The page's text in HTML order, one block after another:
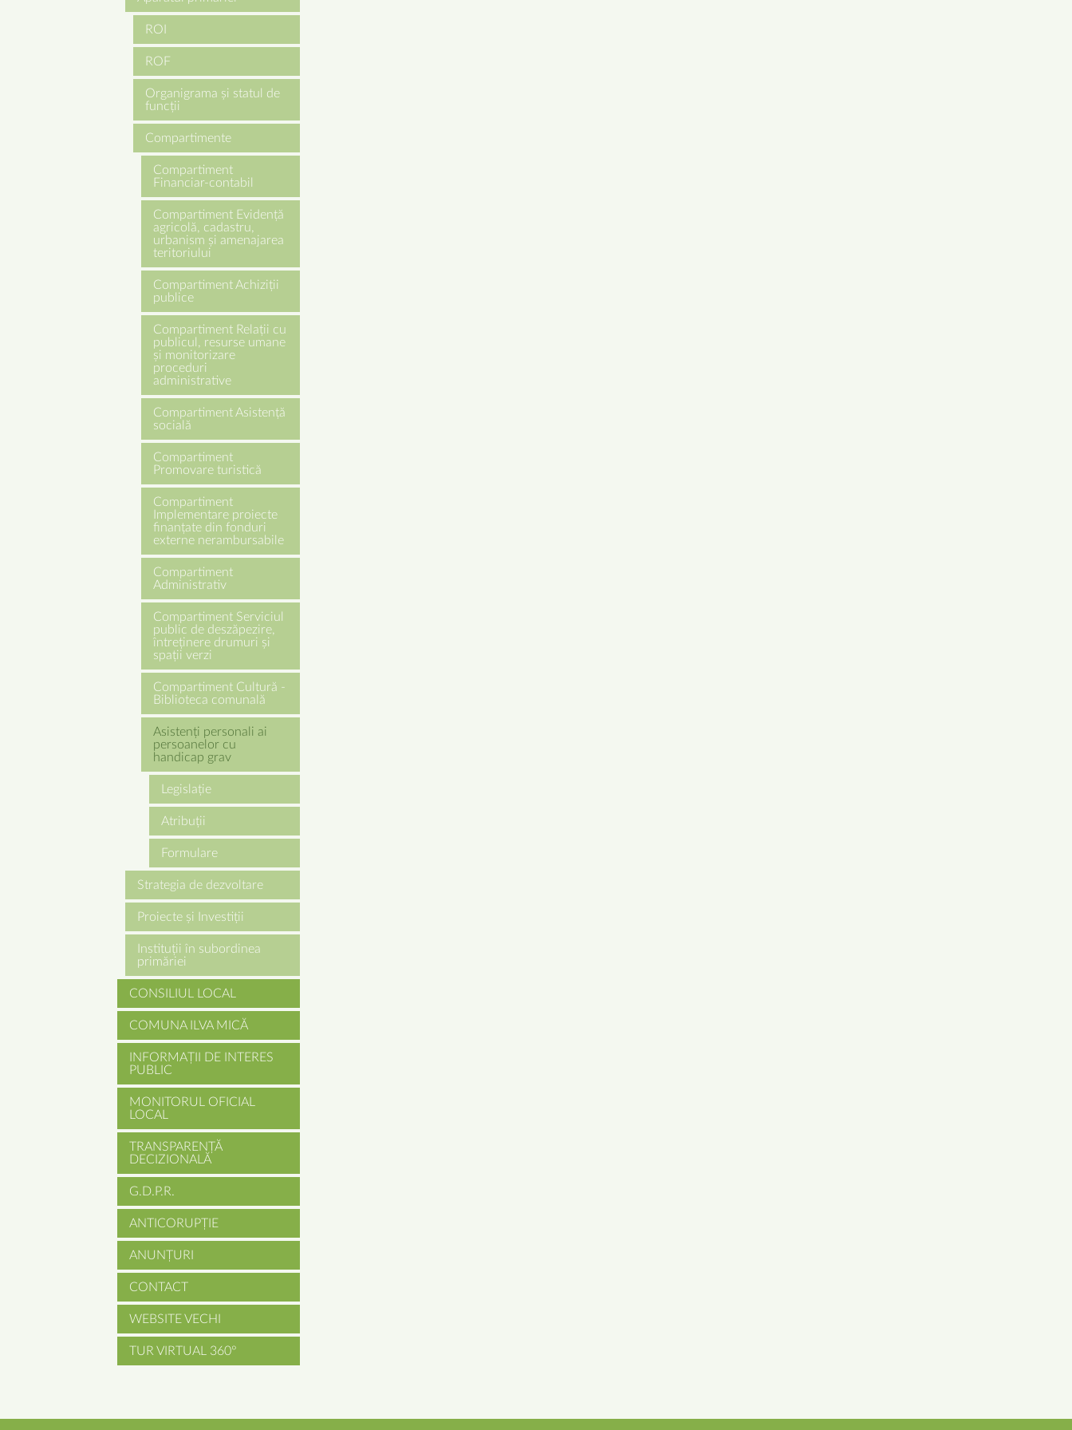
ROI
ROF
Organigrama și statul de
funcții
Compartimente
Compartiment
Financiar-contabil
Compartiment Evidență
agricolă, cadastru,
urbanism și amenajarea
teritoriului
Compartiment Achiziții
publice
Compartiment Relații cu
publicul, resurse umane
și monitorizare
proceduri
administrative
Compartiment Asistență
socială
Compartiment
Promovare turistică
Compartiment
Implementare proiecte
finanțate din fonduri
externe nerambursabile
Compartiment
Administrativ
Compartiment Serviciul
public de deszăpezire,
întreținere drumuri și
spații verzi
Compartiment Cultură -
Biblioteca comunală
Asistenți personali ai
persoanelor cu
handicap grav
Legislație
Atribuții
Formulare
Strategia de dezvoltare
Proiecte și Investiții
Instituții în subordinea
primăriei
CONSILIUL LOCAL
COMUNA ILVA MICĂ
INFORMAȚII DE INTERES
PUBLIC
MONITORUL OFICIAL
LOCAL
TRANSPARENȚĂ
DECIZIONALĂ
G.D.P.R.
ANTICORUPȚIE
ANUNȚURI
CONTACT
WEBSITE VECHI
TUR VIRTUAL 360°